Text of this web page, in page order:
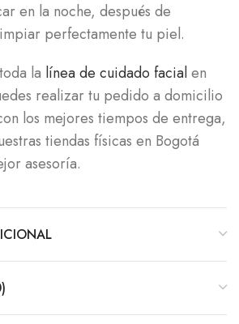
en la noche, después de
perfectamente tu piel.
la línea de cuidado facialen
realizar tu pedido a domicilio
los mejores tiempos de entrega,
tiendas físicas en Bogotá
asesoría.